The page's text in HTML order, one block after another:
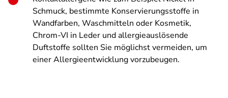
Schmuck, bestimmte Konservierungsstoffe in
Wandfarben, Waschmitteln oder Kosmetik,
Chrom-VI in Leder und allergieauslösende
Duftstoffe sollten Sie möglichst vermeiden, um
einer Allergieentwicklung vorzubeugen.